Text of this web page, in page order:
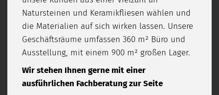
Natursteinen und Keramikfliesen wählen und
die Materialien auf sich wirken lassen. Unsere
Geschäftsräume umfassen 360 m² Büro und
Ausstellung, mit einem 900 m² großen Lager.
Wir stehen Ihnen gerne mit einer
ausführlichen Fachberatung zur Seite